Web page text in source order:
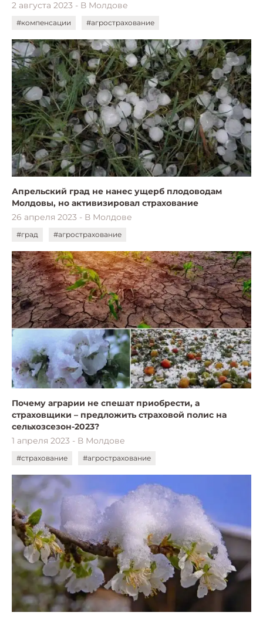
2 августа 2023 - В Молдове
#компенсации #агрострахование
Апрельский град не нанес ущерб плодоводам
Молдовы, но активизировал страхование
26 апреля 2023 - В Молдове
#град #агрострахование
Почему аграрии не спешат приобрести, а
страховщики – предложить страховой полис на
сельхозсезон-2023?
1 апреля 2023 - В Молдове
#страхование #агрострахование